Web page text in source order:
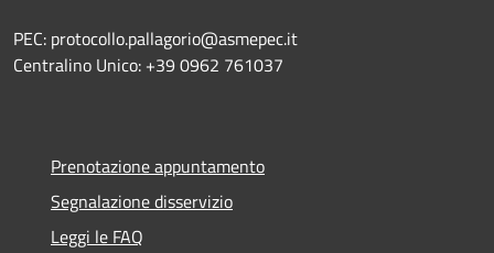
PEC: protocollo.pallagorio@asmepec.it
Centralino Unico: +39 0962 761037
Prenotazione appuntamento
Segnalazione disservizio
Leggi le FAQ